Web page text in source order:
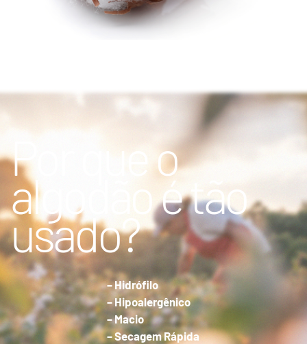
Por que o
algodão é tão
usado?
– Hidrófilo
– Hipoalergênico
– Macio
– Secagem Rápida